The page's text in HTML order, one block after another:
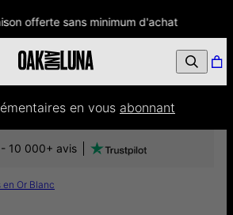
offerte sans minimum d'achat
en vous abonnant
en Or Blanc
10 000+ avis